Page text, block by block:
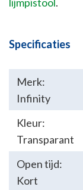
lijmpistool.
Specificaties
Merk:
Infinity
Kleur:
Transparant
Open tijd:
Kort